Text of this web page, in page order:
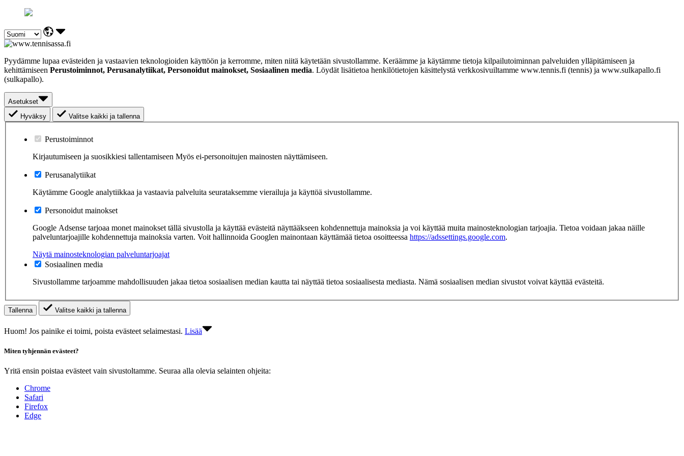
Pyydämme lupaa evästeiden ja vastaavien teknologioiden käyttöön ja kerromme, miten niitä käytetään sivustollamme. Keräämme ja käytämme tietoja kilpailutoiminnan palveluiden ylläpitämiseen ja
kehittämiseen Perustoiminnot, Perusanalytiikat, Personoidut mainokset, Sosiaalinen media. Löydät lisätietoa henkilötietojen käsittelystä verkkosivuiltamme www.tennis.fi (tennis) ja www.sulkapallo.fi
(sulkapallo).
Asetukset
Hyväksy
Valitse kaikki ja tallenna
Perustoiminnot
Kirjautumiseen ja suosikkiesi tallentamiseen Myös ei-personoitujen mainosten näyttämiseen.
Perusanalytiikat
Käytämme Google analytiikkaa ja vastaavia palveluita seurataksemme vierailuja ja käyttöä sivustollamme.
Personoidut mainokset
Google Adsense tarjoaa monet mainokset tällä sivustolla ja käyttää evästeitä näyttääkseen kohdennettuja mainoksia ja voi käyttää muita mainosteknologian tarjoajia. Tietoa voidaan jakaa näille
palveluntarjoajille kohdennettuja mainoksia varten. Voit hallinnoida Googlen mainontaan käyttämää tietoa osoitteessa https://adssettings.google.com.
Näytä mainosteknologian palveluntarjoajat
Sosiaalinen media
Sivustollamme tarjoamme mahdollisuuden jakaa tietoa sosiaalisen median kautta tai näyttää tietoa sosiaalisesta mediasta. Nämä sosiaalisen median sivustot voivat käyttää evästeitä.
Tallenna Valitse kaikki ja tallenna
Huom! Jos painike ei toimi, poista evästeet selaimestasi. Lisää
Miten tyhjennän evästeet?
Yritä ensin poistaa evästeet vain sivustoltamme. Seuraa alla olevia selainten ohjeita:
Chrome
Safari
Firefox
Edge